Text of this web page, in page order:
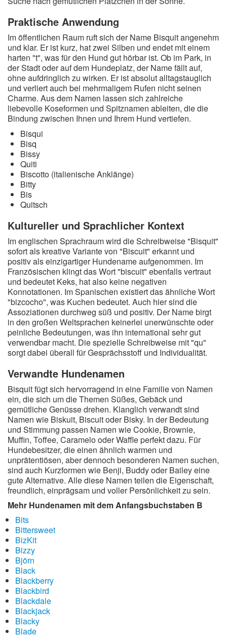
Praktische Anwendung
Im öffentlichen Raum ruft sich der Name Bisquit angenehm
und klar. Er ist kurz, hat zwei Silben und endet mit einem
harten "t", was für den Hund gut hörbar ist. Ob im Park, in
der Stadt oder auf dem Hundeplatz, der Name fällt auf,
ohne aufdringlich zu wirken. Er ist absolut alltagstauglich
und verliert auch bei mehrmaligem Rufen nicht seinen
Charme. Aus dem Namen lassen sich zahlreiche
liebevolle Koseformen und Spitznamen ableiten, die die
Bindung zwischen Ihnen und Ihrem Hund vertiefen.
Bisqui
Bisq
Bissy
Quiti
Biscotto (italienische Anklänge)
Bitty
Bis
Quitsch
Kultureller und Sprachlicher Kontext
Im englischen Sprachraum wird die Schreibweise "Bisquit"
sofort als kreative Variante von "Biscuit" erkannt und
positiv als einzigartiger Hundename aufgenommen. Im
Französischen klingt das Wort "biscuit" ebenfalls vertraut
und bedeutet Keks, hat also keine negativen
Konnotationen. Im Spanischen existiert das ähnliche Wort
"bizcocho", was Kuchen bedeutet. Auch hier sind die
Assoziationen durchweg süß und positiv. Der Name birgt
in den großen Weltsprachen keinerlei unerwünschte oder
peinliche Bedeutungen, was ihn international sehr gut
verwendbar macht. Die spezielle Schreibweise mit "qu"
sorgt dabei überall für Gesprächsstoff und Individualität.
Verwandte Hundenamen
Bisquit fügt sich hervorragend in eine Familie von Namen
ein, die sich um die Themen Süßes, Gebäck und
gemütliche Genüsse drehen. Klanglich verwandt sind
Namen wie Biskuit, Biscuit oder Bisky. In der Bedeutung
und Stimmung passen Namen wie Cookie, Brownie,
Muffin, Toffee, Caramelo oder Waffle perfekt dazu. Für
Hundebesitzer, die einen ähnlich warmen und
unprätentiösen, aber dennoch besonderen Namen suchen,
sind auch Kurzformen wie Benji, Buddy oder Bailey eine
gute Alternative. Alle diese Namen teilen die Eigenschaft,
freundlich, einprägsam und voller Persönlichkeit zu sein.
Mehr Hundenamen mit dem Anfangsbuchstaben B
Bits
Bittersweet
BizKit
Bizzy
Björn
Black
Blackberry
Blackbird
Blackdale
Blackjack
Blacky
Blade